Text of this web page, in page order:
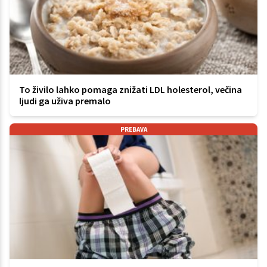
To živilo lahko pomaga znižati LDL holesterol, večina
ljudi ga uživa premalo
PREBAVA